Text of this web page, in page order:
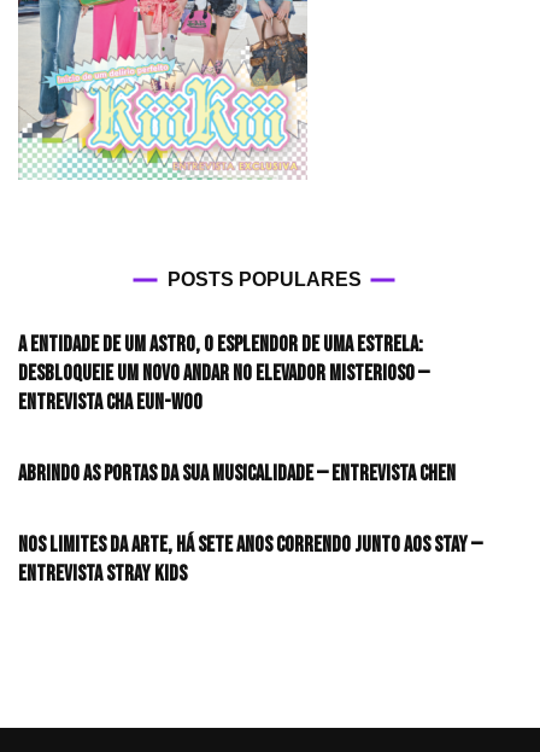
POSTS POPULARES
A entidade de um astro, o esplendor de uma estrela:
desbloqueie um novo andar no elevador misterioso —
Entrevista CHA EUN-WOO
Abrindo as portas da sua musicalidade — Entrevista CHEN
Nos limites da arte, há sete anos correndo junto aos STAY —
Entrevista Stray Kids